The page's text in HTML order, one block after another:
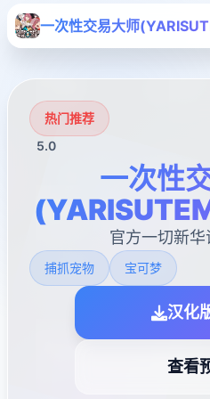
一次性交易大师
热门推荐
5.0
一次性
官方一切新
捕抓宠物 宝可梦
汉化
查看